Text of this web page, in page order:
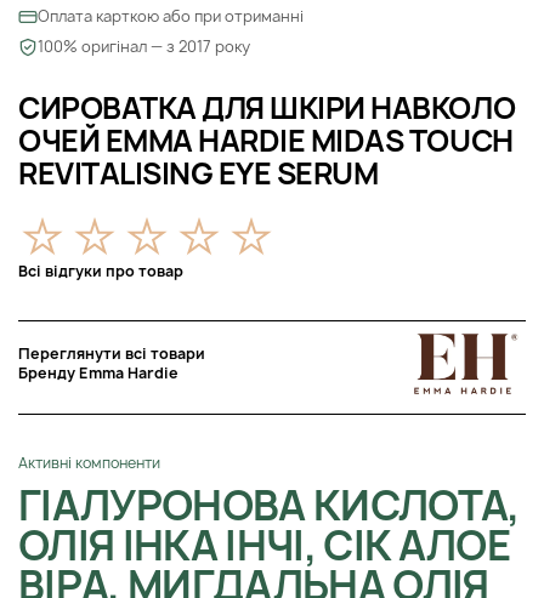
СИРОВАТКА ДЛЯ ШКІРИ НАВКОЛО
ОЧЕЙ EMMA HARDIE MIDAS TOUCH
REVITALISING EYE SERUM
Всі відгуки про товар
Переглянути всі товари
Бренду Emma Hardie
Активні компоненти
ГІАЛУРОНОВА КИСЛОТА,
ОЛІЯ ІНКА ІНЧІ, СІК АЛОЕ
ВІРА, МИГДАЛЬНА ОЛІЯ
Оплата карткою або при отриманні
100% оригінал — з 2017 року